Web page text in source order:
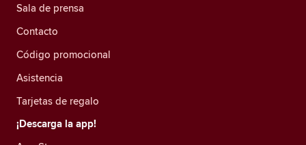
Sala de prensa
Contacto
Código promocional
Asistencia
Tarjetas de regalo
¡Descarga la app!